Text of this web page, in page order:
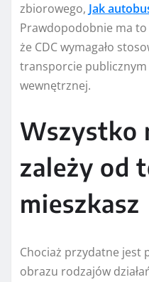
zbiorowego, Jak
Prawdopodobnie ma
że CDC wymagało
transporcie publicznym
wewnętrznej.
Wszystko
zależy od
mieszkasz
Chociaż przydatne jest
obrazu rodzajów